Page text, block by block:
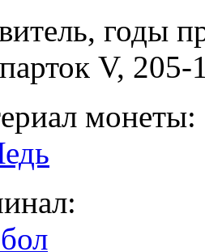
годы
V, 205-
монеты: